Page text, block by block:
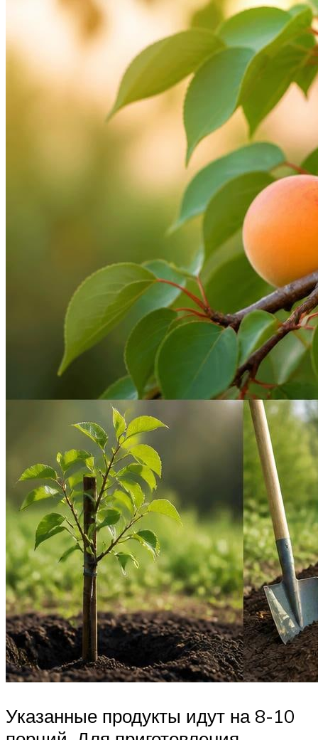
Указанные продукты идут на 8-10